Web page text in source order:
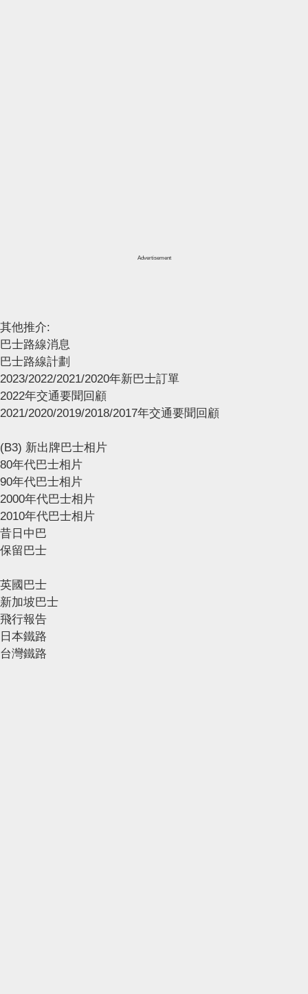
Advertisement
其他推介:
巴士路線消息
巴士路線計劃
2023/2022/2021/2020年新巴士訂單
2022年交通要聞回顧
2021/2020/2019/2018/2017年交通要聞回顧
(B3) 新出牌巴士相片
80年代巴士相片
90年代巴士相片
2000年代巴士相片
2010年代巴士相片
昔日中巴
保留巴士
英國巴士
新加坡巴士
飛行報告
日本鐵路
台灣鐵路